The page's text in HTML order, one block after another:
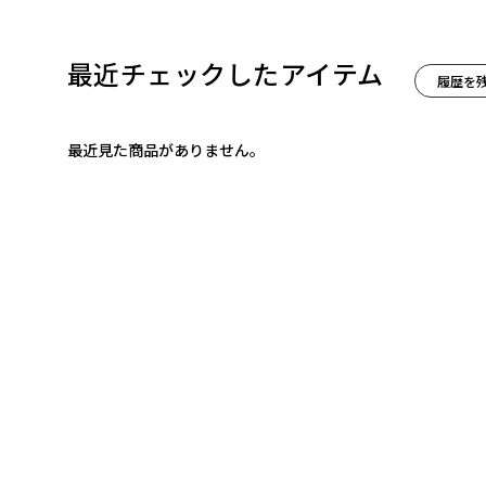
最近チェックしたアイテム
最近見た商品がありません。
履歴を